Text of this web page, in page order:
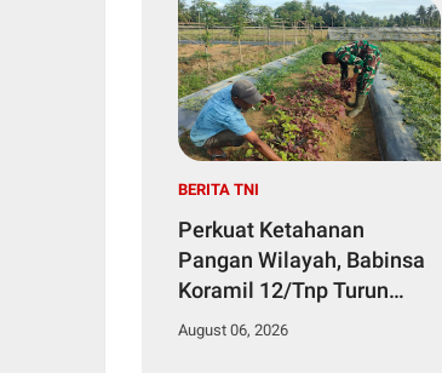
BERITA TNI
Perkuat Ketahanan
Pangan Wilayah, Babinsa
Koramil 12/Tnp Turun
Tangan Bantu Warga
August 06, 2026